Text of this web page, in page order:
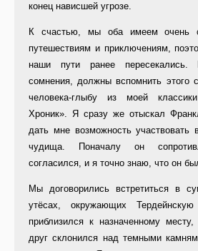
конец нависшей угрозе.
К счастью, мы оба имеем очень
путешествиям и приключениям,
наши пути ранее пересекались.
сомнения, должны вспомнить этого
человека-глыбу из моей
Хроник». Я сразу же отыскал
дать мне возможность участвовать
чудища. Поначалу он
согласился, и я точно знаю, что он
Мы договорились встретиться в
утёсах, окружающих
приблизился к назначенному
друг склонился над темными